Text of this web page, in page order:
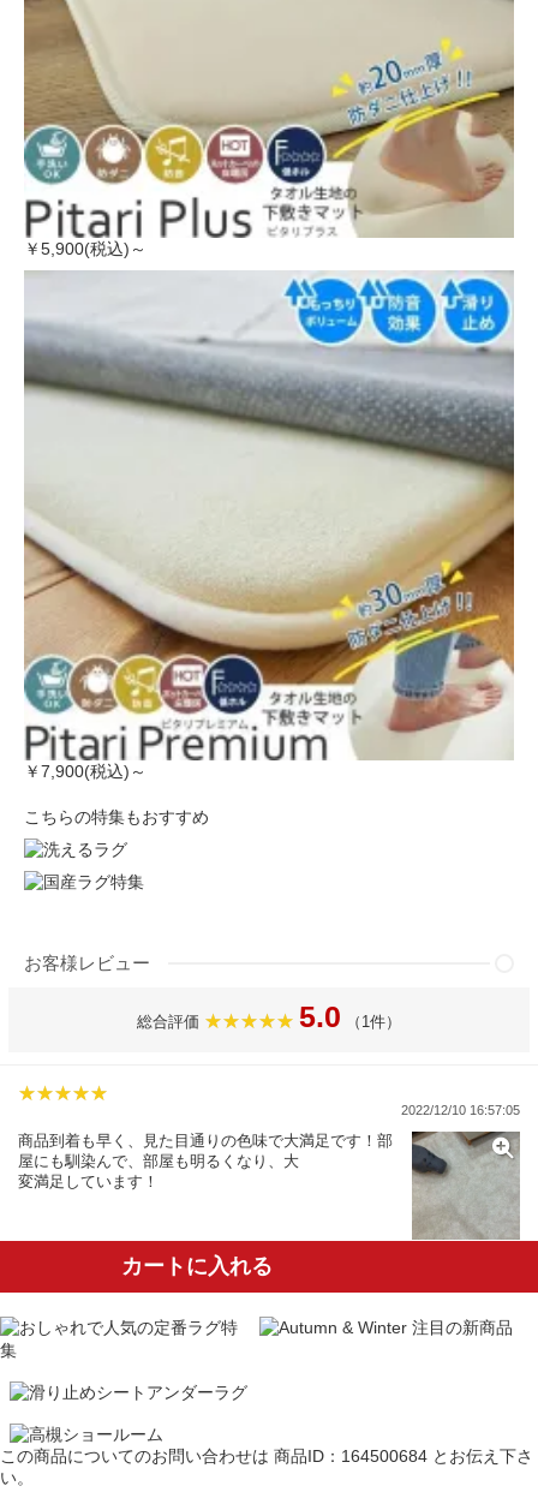
￥5,900(税込)～
￥7,900(税込)～
こちらの特集もおすすめ
お客様レビュー
総合評価 5.0 （1件）
2022/12/10 16:57:05
商品到着も早く、見た目通りの色味で大満足です！部
屋にも馴染んで、部屋も明るくなり、大
変満足しています！
カートに入れる
この商品についてのお問い合わせは 商品ID：164500684 とお伝え下さ
い。